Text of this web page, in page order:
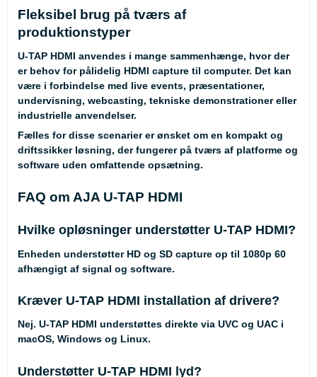
Fleksibel brug på tværs af
produktionstyper
U-TAP HDMI anvendes i mange sammenhænge, hvor der
er behov for pålidelig HDMI capture til computer. Det kan
være i forbindelse med live events, præsentationer,
undervisning, webcasting, tekniske demonstrationer eller
industrielle anvendelser.
Fælles for disse scenarier er ønsket om en kompakt og
driftssikker løsning, der fungerer på tværs af platforme og
software uden omfattende opsætning.
FAQ om AJA U-TAP HDMI
Hvilke opløsninger understøtter U-TAP HDMI?
Enheden understøtter HD og SD capture op til 1080p 60
afhængigt af signal og software.
Kræver U-TAP HDMI installation af drivere?
Nej. U-TAP HDMI understøttes direkte via UVC og UAC i
macOS, Windows og Linux.
Understøtter U-TAP HDMI lyd?